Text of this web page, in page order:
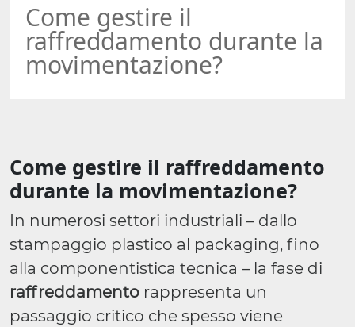
Come gestire il
raffreddamento durante la
movimentazione?
Come gestire il raffreddamento
durante la movimentazione?
In numerosi settori industriali – dallo
stampaggio plastico al packaging, fino
alla componentistica tecnica – la fase di
raffreddamento rappresenta un
passaggio critico che spesso viene